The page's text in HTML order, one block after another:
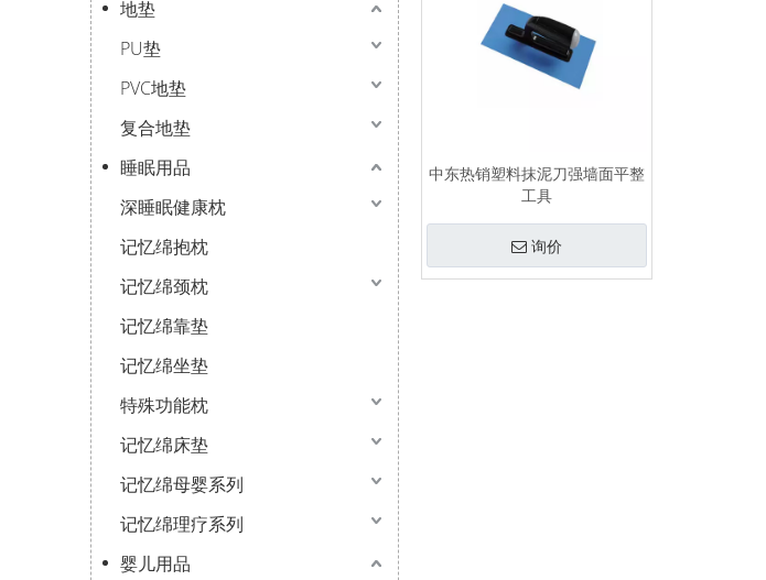
地垫
PU垫
PVC地垫
复合地垫
睡眠用品
深睡眠健康枕
记忆绵抱枕
记忆绵颈枕
记忆绵靠垫
记忆绵坐垫
特殊功能枕
记忆绵床垫
记忆绵母婴系列
记忆绵理疗系列
婴儿用品
中东热销塑料抹泥刀强墙面平整
工具
询价